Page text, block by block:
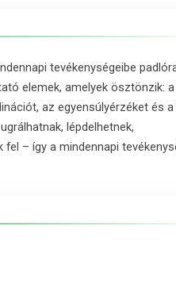
tevékenységeibe
elemek, amelyek ösztönzik:
az egyensúlyérzéket és a
lépdelhetnek,
– így a mindennapi